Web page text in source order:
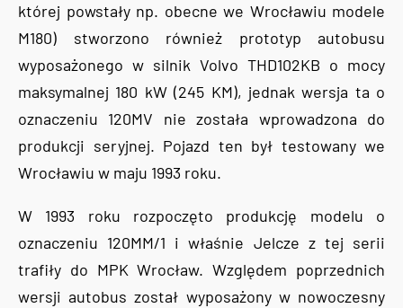
której powstały np. obecne we Wrocławiu modele
M180) stworzono również prototyp autobusu
wyposażonego w silnik Volvo THD102KB o mocy
maksymalnej 180 kW (245 KM), jednak wersja ta o
oznaczeniu 120MV nie została wprowadzona do
produkcji seryjnej. Pojazd ten był testowany we
Wrocławiu w maju 1993 roku.
W 1993 roku rozpoczęto produkcję modelu o
oznaczeniu 120MM/1 i właśnie Jelcze z tej serii
trafiły do MPK Wrocław. Względem poprzednich
wersji autobus został wyposażony w nowoczesny